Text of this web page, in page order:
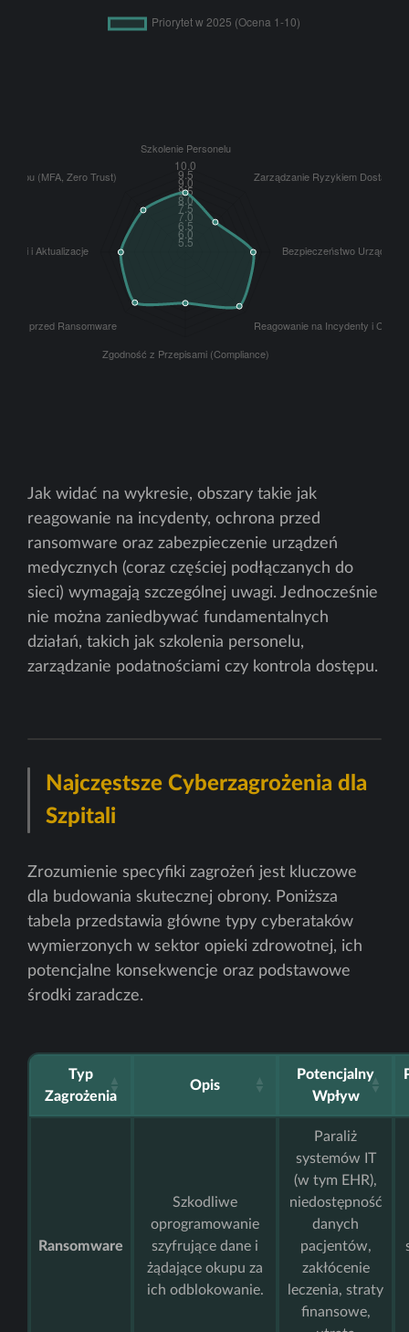
Jak widać na wykresie, obszary takie jak
reagowanie na incydenty, ochrona przed
ransomware oraz zabezpieczenie urządzeń
medycznych (coraz częściej podłączanych do
sieci) wymagają szczególnej uwagi. Jednocześnie
nie można zaniedbywać fundamentalnych
działań, takich jak szkolenia personelu,
zarządzanie podatnościami czy kontrola dostępu.
Najczęstsze Cyberzagrożenia dla
Szpitali
Zrozumienie specyfiki zagrożeń jest kluczowe
dla budowania skutecznej obrony. Poniższa
tabela przedstawia główne typy cyberataków
wymierzonych w sektor opieki zdrowotnej, ich
potencjalne konsekwencje oraz podstawowe
środki zaradcze.
Typ
Zagrożenia
Opis
Potencjalny
Wpływ
Ransomware
Szkodliwe
oprogramowanie
szyfrujące dane i
żądające okupu za
ich odblokowanie.
Paraliż
systemów IT
(w tym EHR),
niedostępność
danych
pacjentów,
zakłócenie
leczenia, straty
finansowe,